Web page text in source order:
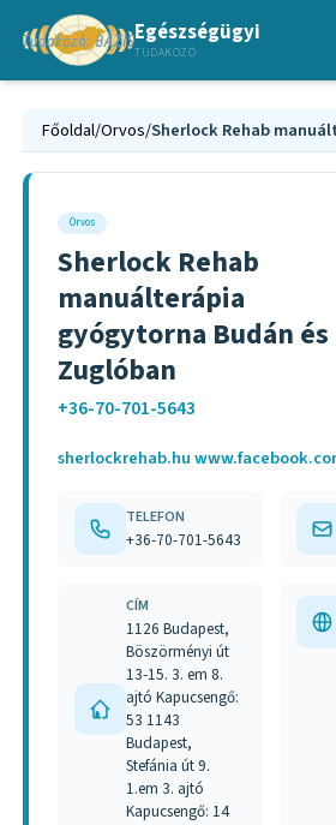
Egészségügyi
TUDAKOZÓ
Főoldal/Orvos/
Orvos
Sherlock Rehab
manuálterápia
gyógytorna Budán és
Zuglóban
+36-70-701-5643
sherlockrehab.hu
TELEFON
+36-70-701-5643
CÍM
1126 Budapest,
Böszörményi út
13-15. 3. em 8.
ajtó Kapucsengő:
53 1143
Budapest,
Stefánia út 9.
1.em 3. ajtó
Kapucsengő: 14